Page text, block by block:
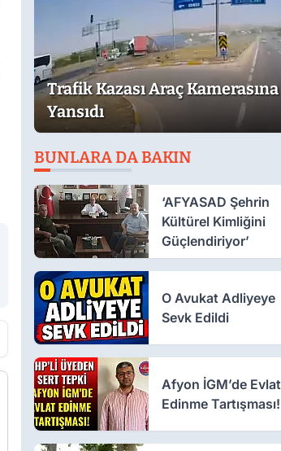
Trafik Kazası Araç Kamerasına
Yansıdı
BUNLARA DA BAKIN
‘AFYASAD Şehrin
Kültürel Kimliğini
Güçlendiriyor’
O Avukat Adliyeye
Sevk Edildi
Afyon İGM’de Evlat
Edinme Tartışması!